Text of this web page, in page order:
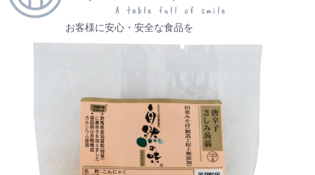
お客様に安心・安全な食品を